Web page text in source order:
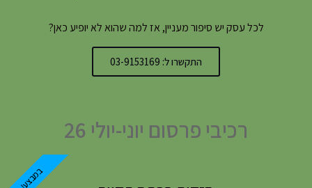
לכל עסק יש סיפור מעניין, אז למה שהוא לא יופיע כאן?
התקשרו ל: 03-9153169
רכיבי פרסום יוני-יולי 26
במבצע!